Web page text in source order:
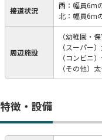
接道状況
西：幅員6m
北：幅員6m
周辺施設
（幼稚園・
（スーパー
（コンビニ
（その他）
特徴・設備